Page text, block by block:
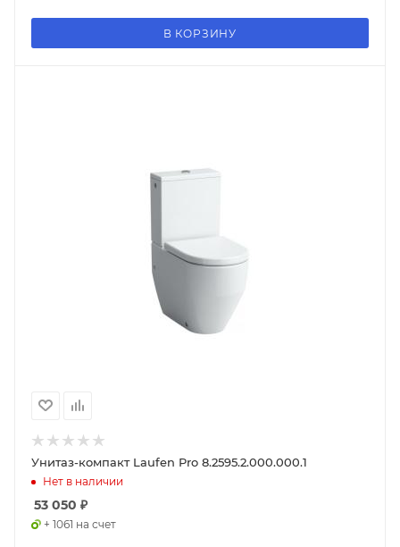
В КОРЗИНУ
Унитаз-компакт Laufen Pro 8.2595.2.000.000.1
Нет в наличии
53 050 ₽
+ 1061 на счет